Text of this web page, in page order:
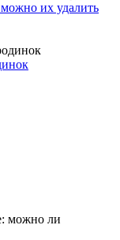
их удалить